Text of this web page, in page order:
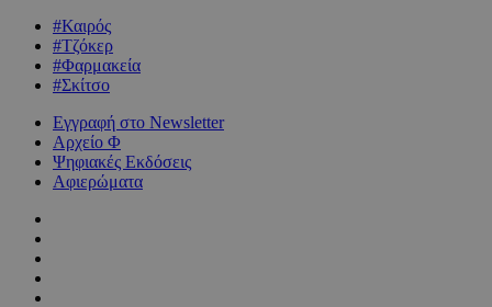
#Καιρός
#Τζόκερ
#Φαρμακεία
#Σκίτσο
Εγγραφή στο Newsletter
Αρχείο Φ
Ψηφιακές Εκδόσεις
Αφιερώματα